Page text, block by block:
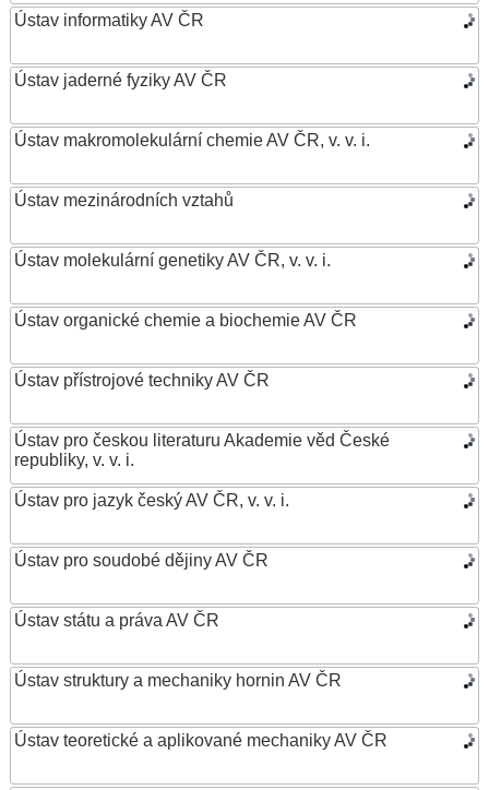
Ústav informatiky AV ČR
Ústav jaderné fyziky AV ČR
Ústav makromolekulární chemie AV ČR, v. v. i.
Ústav mezinárodních vztahů
Ústav molekulární genetiky AV ČR, v. v. i.
Ústav organické chemie a biochemie AV ČR
Ústav přístrojové techniky AV ČR
Ústav pro českou literaturu Akademie věd České
republiky, v. v. i.
Ústav pro jazyk český AV ČR, v. v. i.
Ústav pro soudobé dějiny AV ČR
Ústav státu a práva AV ČR
Ústav struktury a mechaniky hornin AV ČR
Ústav teoretické a aplikované mechaniky AV ČR